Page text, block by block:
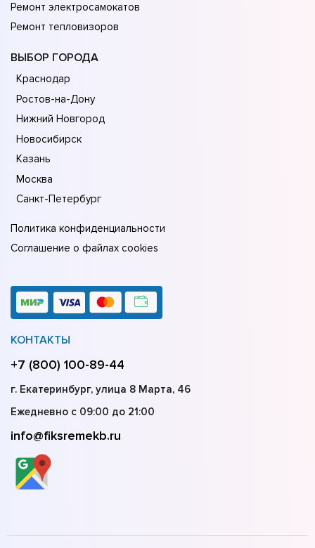
Ремонт электросамокатов
Ремонт тепловизоров
ВЫБОР ГОРОДА
Краснодар
Ростов-на-Дону
Нижний Новгород
Новосибирск
Казань
Москва
Санкт-Петербург
Политика конфиденциальности
Соглашение о файлах cookies
КОНТАКТЫ
+7 (800) 100-89-44
г. Екатеринбург, улица 8 Марта, 46
Ежедневно с 09:00 до 21:00
info@fiksremekb.ru